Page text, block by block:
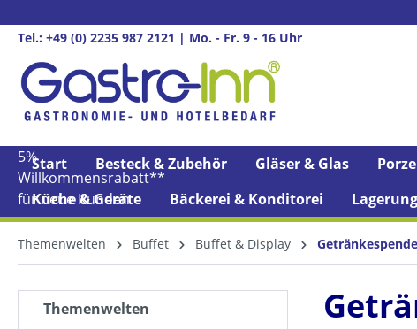
Zur Hauptnavigation springen
Tel.: +49 (0) 2235 987 2121 | Mo. - Fr. 9 - 16 Uhr
5%
Willkommens­rabatt**
für neue Kunden
Start Besteck & Zubehör Gläser & Glas
Küche & Geräte
Bäckerei & Konditorei
Themenwelten Buffet Buffet & Display
Themenwelten